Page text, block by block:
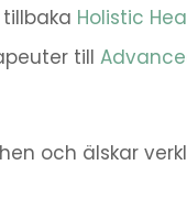
Holistic
till
och älskar